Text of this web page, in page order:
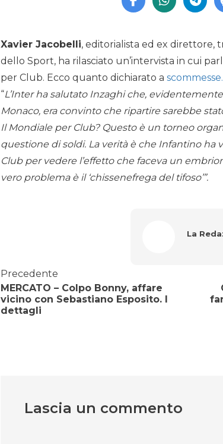
Xavier Jacobelli, editorialista ed ex direttore,
dello Sport, ha rilasciato un’intervista in cui
per Club. Ecco quanto dichiarato a
“L’Inter ha salutato Inzaghi che,
Monaco, era convinto che ripartire sarebbe
Il Mondiale per Club? Questo è un torneo
questione di soldi. La verità è che Infantino ha
Club per vedere l’effetto che faceva un
vero problema è il ‘chissenefrega del tifoso’”.
La
Precedente
MERCATO – Colpo Bonny, affare
vicino con Sebastiano Esposito. I
dettagli
Lascia un commento